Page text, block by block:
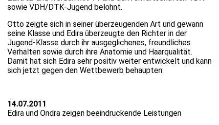
sowie VDH/DTK-Jugend belohnt.
Otto zeigte sich in seiner überzeugenden Art und gewann
seine Klasse und Edira überzeugte den Richter in der
Jugend-Klasse durch ihr ausgeglichenes, freundliches
Verhalten sowie durch ihre Anatomie und Haarqualität.
Damit hat sich Edira sehr positiv weiter entwickelt und kann
sich jetzt gegen den Wettbewerb behaupten.
14.07.2011
Edira und Ondra zeigen beeindruckende Leistungen